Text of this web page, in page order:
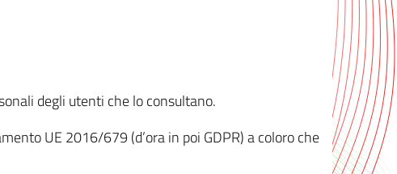
degli utenti che lo consultano.
UE 2016/679 (d’ora in poi GDPR) a coloro che